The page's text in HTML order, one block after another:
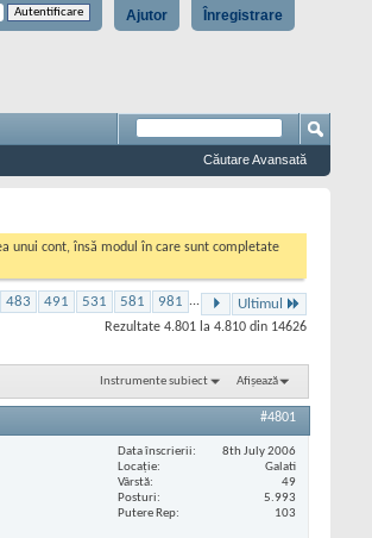
Înregistrare
Ajutor
Căutare Avansată
unui cont, însă modul în care sunt completate
483 491 531 581 981 ... Ultimul
Rezultate 4.801 la 4.810 din 14626
Instrumente subiect Afișează
#4801
Data înscrierii
8th July 2006
Locaţie
Galati
Vârstă
49
Posturi
5.993
Putere Rep
103